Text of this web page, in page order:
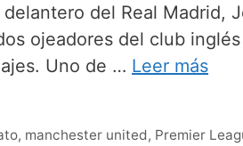
del Real Madrid,
ojeadores del club
Uno de … Leer más
, manchester united, Premier